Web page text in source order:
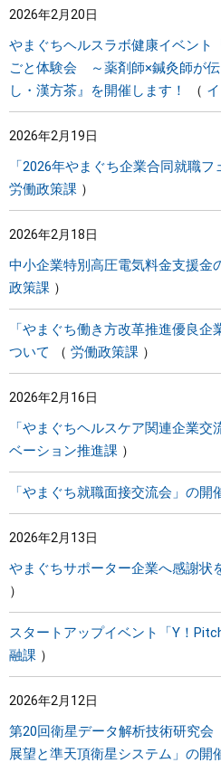
2026年2月20日
やまぐちヘルスラボ健康イベン
ごと体験会 ～薬剤師×鍼灸師が
し・漢方茶』を開催します！
2026年2月19日
「2026年やまぐち企業合同就職フ
労働政策課
2026年2月18日
中小企業特別高圧電気料金支援金
政策課
「やまぐち働き方改革推進優良
ついて
労働政策課
2026年2月16日
「やまぐちヘルスケア関連企業交
ベーション推進課
「やまぐち就職面接交流会」の開
2026年2月13日
やまぐちサポーター企業へ感謝状
スタートアップイベント「Y！
融課
2026年2月12日
第20回衛星データ解析技術研究会
展望と準天頂衛星システム」の開